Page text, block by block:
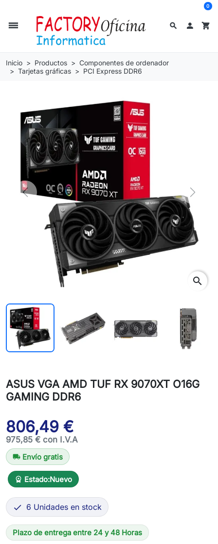
search
dehaze  shopping_cart
0
Inicio Productos
Componentes de ordenador
Tarjetas gráficas
PCI Express DDR6
Previous Next
search
ASUS VGA AMD TUF RX 9070XT O16G
GAMING DDR6
806,49 €
975,85 € con I.V.A
local_shipping Envío gratis
workspace_premium Estado:Nuevo
 6 Unidades en stock
Plazo de entrega entre 24 y 48 Horas